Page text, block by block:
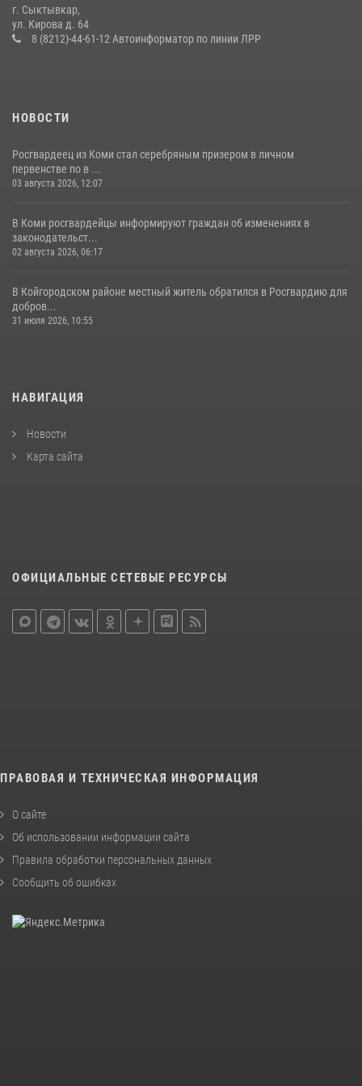
Житель Сыктывкара привлечен к административной
ответственности за утерю оружия
г. Сыктывкар,
ул. Кирова д. 64
8 (8212)-44-61-12 Автоинформатор по линии ЛРР
НОВОСТИ
Росгвардеец из Коми стал серебряным призером в личном
первенстве по в ...
03 августа 2026, 12:07
В Коми росгвардейцы информируют граждан об изменениях в
законодательст...
02 августа 2026, 06:17
В Койгородском районе местный житель обратился в Росгвардию для
добров...
31 июля 2026, 10:55
НАВИГАЦИЯ
Новости
Карта сайта
ОФИЦИАЛЬНЫЕ СЕТЕВЫЕ РЕСУРСЫ
ПРАВОВАЯ И ТЕХНИЧЕСКАЯ ИНФОРМАЦИЯ
О сайте
Об использовании информации сайта
Правила обработки персональных данных
Сообщить об ошибках